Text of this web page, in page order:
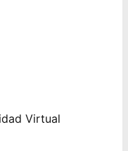
Virtual